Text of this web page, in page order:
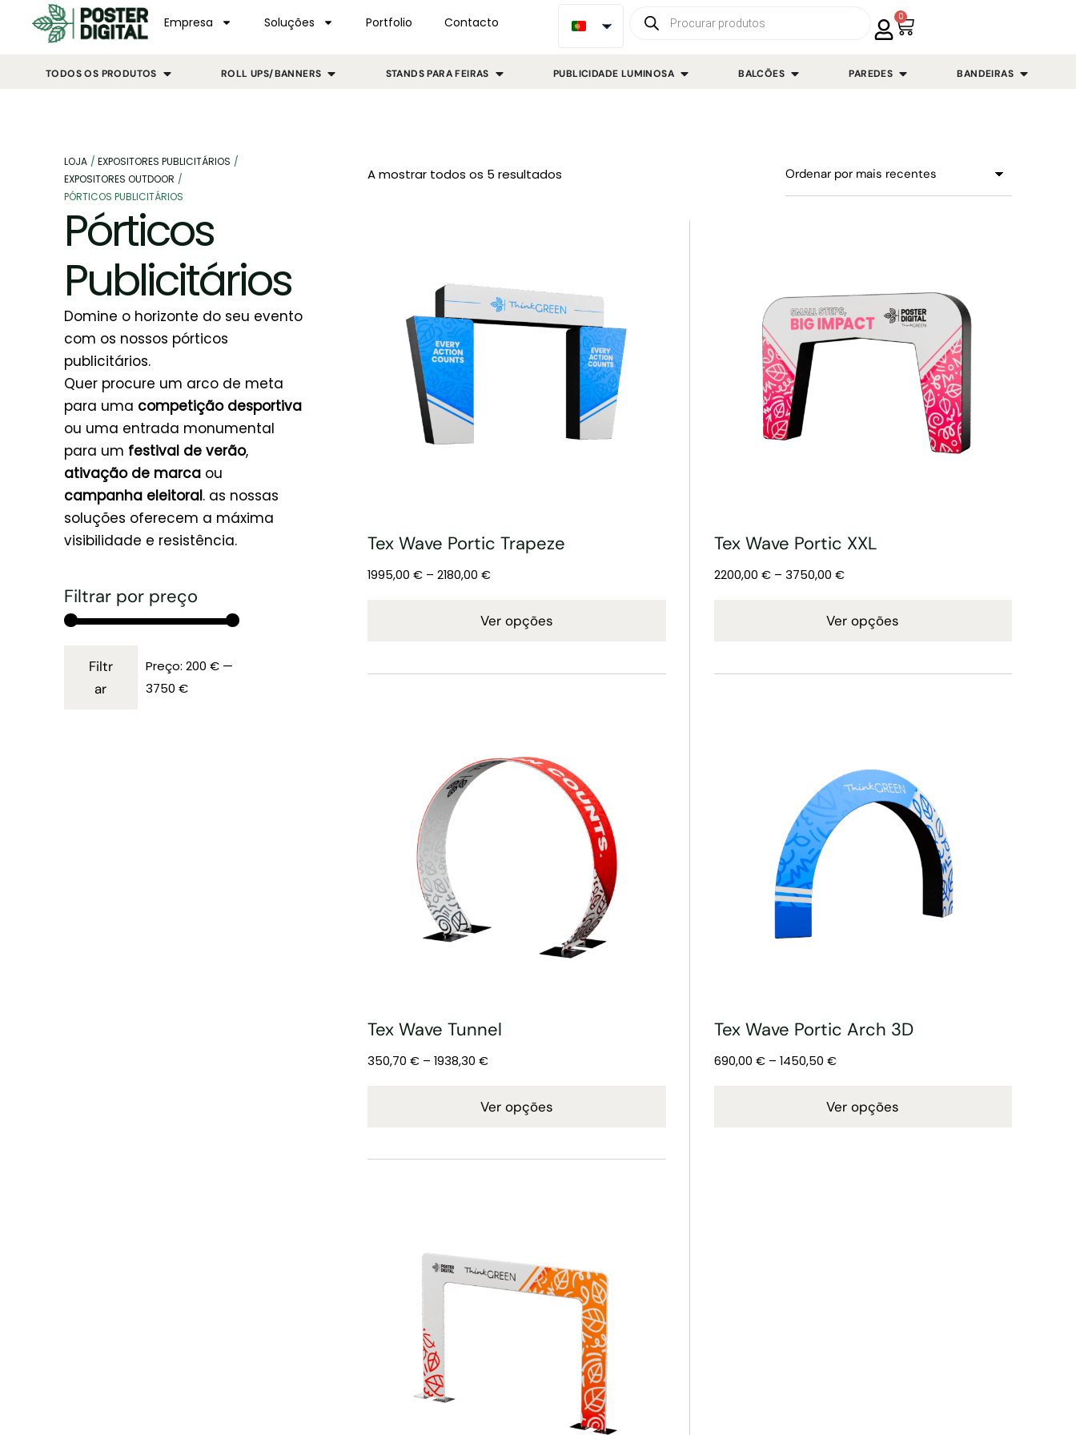
Empresa Soluções Portfolio Contacto 0
TODOS OS PRODUTOS ROLL UPS/BANNERS STANDS PARA FEIRAS PUBLICIDADE LUMINOSA BALCÕES PAREDES BANDEIRAS
LOJA / EXPOSITORES PUBLICITÁRIOS /
EXPOSITORES OUTDOOR /
PÓRTICOS PUBLICITÁRIOS
Pórticos
Publicitários
Domine o horizonte do seu evento
com os nossos pórticos
publicitários.
Quer procure um arco de meta
para uma competição desportiva
ou uma entrada monumental
para um festival de verão,
ativação de marca ou
campanha eleitoral. as nossas
soluções oferecem a máxima
visibilidade e resistência.
Filtrar por preço
Filtr
ar
Preço: 200 €—
3750 €
A mostrar todos os 5 resultados
Tex Wave Portic Trapeze
1995,00€ – 2180,00€
Ver opções
Tex Wave Portic XXL
2200,00 € – 3750,00 €
Ver opções
Tex Wave Tunnel
350,70€ – 1938,30€
Ver opções
Tex Wave Portic Arch 3D
690,00 € – 1450,50 €
Ver opções